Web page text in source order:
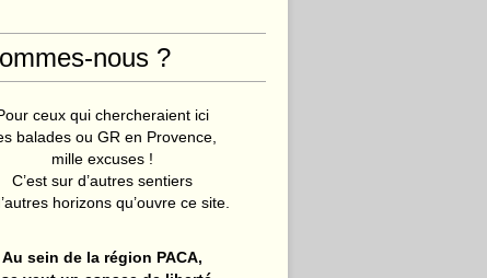
nous ?
ceux qui chercheraient ici
balades ou GR en Provence,
mille excuses !
C’est sur d’autres sentiers
horizons qu’ouvre ce site.
Au sein de la région PACA,